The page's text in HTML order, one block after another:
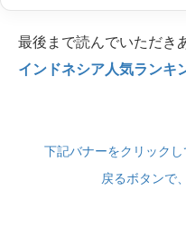
最後まで読んでいただき
インドネシア人気ラン
下記バナーをクリック
戻るボタンで